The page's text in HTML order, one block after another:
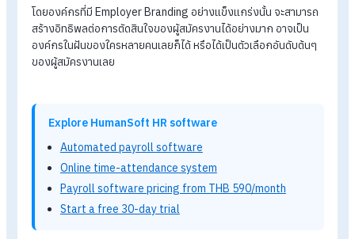
คำว่า Employer Branding ที่กำลังเป็นที่พูดถึงกันในวงการ HR
หมายถึง การสร้างแบรนด์นายจ้าง เพื่อสร้างภาพลักษณ์และส่งม
ว่าจะเป็น ค่านิยม (Value) วัฒนธรรมองค์กร (Culture) และคุณค่
พนักงานจะได้รับเมื่อร่วมทำงานในองค์กร (Employee Value of
Preposition)
โดยองค์กรที่มี Employer Branding อย่างแข็งแกร่งนั้น จะสามา
สร้างอิทธิพลต่อการตัดสินใจของผู้สมัครงานได้อย่างมาก อาจเป็น